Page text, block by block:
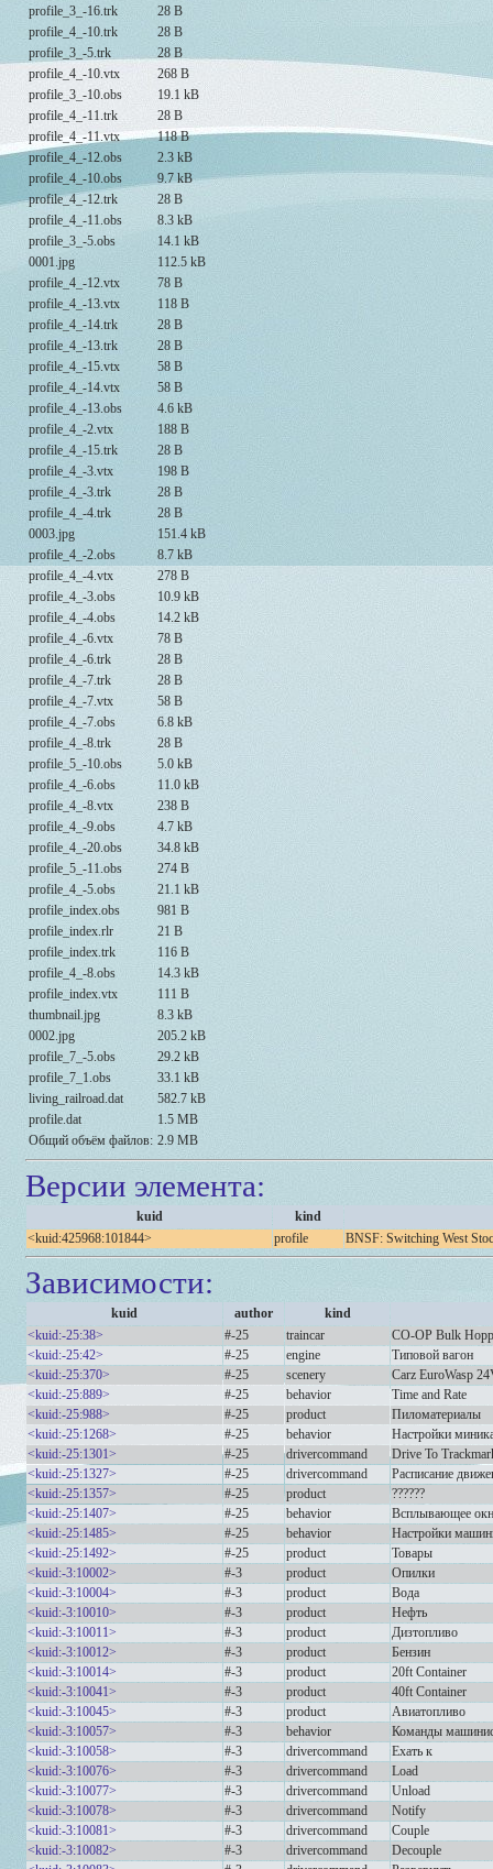
profile_3_-16.trk
28 B
profile_4_-10.trk
28 B
profile_3_-5.trk
28 B
profile_4_-10.vtx
268 B
profile_3_-10.obs
19.1 kB
profile_4_-11.trk
28 B
profile_4_-11.vtx
118 B
profile_4_-12.obs
2.3 kB
profile_4_-10.obs
9.7 kB
profile_4_-12.trk
28 B
profile_4_-11.obs
8.3 kB
profile_3_-5.obs
14.1 kB
0001.jpg
112.5 kB
profile_4_-12.vtx
78 B
profile_4_-13.vtx
118 B
profile_4_-14.trk
28 B
profile_4_-13.trk
28 B
profile_4_-15.vtx
58 B
profile_4_-14.vtx
58 B
profile_4_-13.obs
4.6 kB
profile_4_-2.vtx
188 B
profile_4_-15.trk
28 B
profile_4_-3.vtx
198 B
profile_4_-3.trk
28 B
profile_4_-4.trk
28 B
0003.jpg
151.4 kB
profile_4_-2.obs
8.7 kB
profile_4_-4.vtx
278 B
profile_4_-3.obs
10.9 kB
profile_4_-4.obs
14.2 kB
profile_4_-6.vtx
78 B
profile_4_-6.trk
28 B
profile_4_-7.trk
28 B
profile_4_-7.vtx
58 B
profile_4_-7.obs
6.8 kB
profile_4_-8.trk
28 B
profile_5_-10.obs
5.0 kB
profile_4_-6.obs
11.0 kB
profile_4_-8.vtx
238 B
profile_4_-9.obs
4.7 kB
profile_4_-20.obs
34.8 kB
profile_5_-11.obs
274 B
profile_4_-5.obs
21.1 kB
profile_index.obs
981 B
profile_index.rlr
21 B
profile_index.trk
116 B
profile_4_-8.obs
14.3 kB
profile_index.vtx
111 B
thumbnail.jpg
8.3 kB
0002.jpg
205.2 kB
profile_7_-5.obs
29.2 kB
profile_7_1.obs
33.1 kB
living_railroad.dat
582.7 kB
profile.dat
1.5 MB
Общий объём файлов: 2.9 MB
Версии элемента:
kuid
kind
<kuid:425968:101844>
profile BNSF: Switching West
Зависимости:
kuid author
kind
<kuid:-25:38>
#-25 traincar
CO-OP Bulk
<kuid:-25:42>
#-25 engine
Типовой вагон
<kuid:-25:370>
#-25 scenery
Carz EuroWasp
<kuid:-25:889>
#-25 behavior
Time and Rate
<kuid:-25:988>
#-25 product
Пиломатериалы
<kuid:-25:1268>
#-25 behavior
Настройки
<kuid:-25:1301>
#-25 drivercommand
Drive To
<kuid:-25:1327>
#-25 drivercommand
Расписание
<kuid:-25:1357>
#-25 product
??????
<kuid:-25:1407>
#-25 behavior
Всплывающее
<kuid:-25:1485>
#-25 behavior
Настройки
<kuid:-25:1492>
#-25 product
Товары
<kuid:-3:10002>
#-3 product
Опилки
<kuid:-3:10004>
#-3 product
Вода
<kuid:-3:10010>
#-3 product
Нефть
<kuid:-3:10011>
#-3 product
Дизтопливо
<kuid:-3:10012>
#-3 product
Бензин
<kuid:-3:10014>
#-3 product
20ft Container
<kuid:-3:10041>
#-3 product
40ft Container
<kuid:-3:10045>
#-3 product
Авиатопливо
<kuid:-3:10057>
#-3 behavior
Команды
<kuid:-3:10058>
#-3 drivercommand
Ехать к
<kuid:-3:10076>
#-3 drivercommand
Load
<kuid:-3:10077>
#-3 drivercommand
Unload
<kuid:-3:10078>
#-3 drivercommand
Notify
<kuid:-3:10081>
#-3 drivercommand
Couple
<kuid:-3:10082>
#-3 drivercommand
Decouple